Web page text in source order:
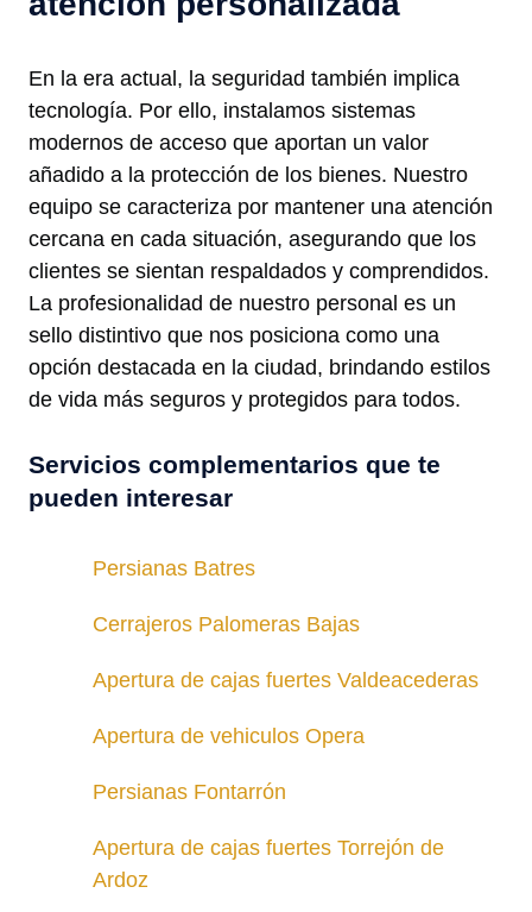
En la era actual, la seguridad también implica
tecnología. Por ello, instalamos sistemas
modernos de acceso que aportan un valor
añadido a la protección de los bienes. Nuestro
equipo se caracteriza por mantener una atención
cercana en cada situación, asegurando que los
clientes se sientan respaldados y comprendidos.
La profesionalidad de nuestro personal es un
sello distintivo que nos posiciona como una
opción destacada en la ciudad, brindando estilos
de vida más seguros y protegidos para todos.
Servicios complementarios que te
pueden interesar
Persianas Batres
Cerrajeros Palomeras Bajas
Apertura de cajas fuertes Valdeacederas
Apertura de vehiculos Opera
Persianas Fontarrón
Apertura de cajas fuertes Torrejón de
Ardoz